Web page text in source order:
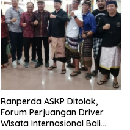
Ranperda ASKP Ditolak,
Forum Perjuangan Driver
Wisata Internasional Bali